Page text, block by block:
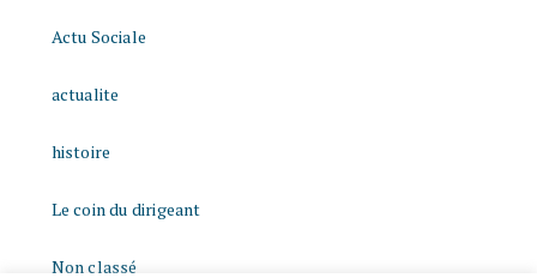
Actu Sociale
actualite
histoire
Le coin du dirigeant
Non classé